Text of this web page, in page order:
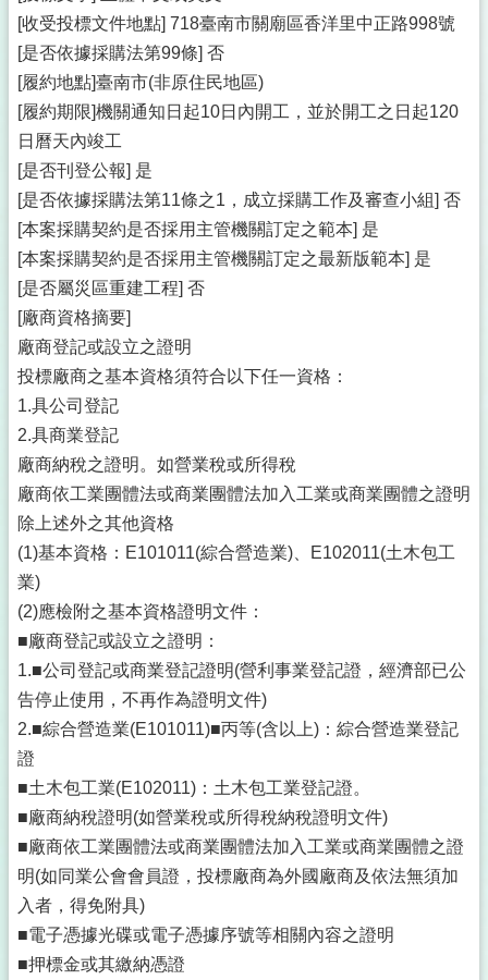
[收受投標文件地點] 718臺南市關廟區香洋里中正路998號
[是否依據採購法第99條] 否
[履約地點]臺南市(非原住民地區)
[履約期限]機關通知日起10日內開工，並於開工之日起120
日曆天內竣工
[是否刊登公報] 是
[是否依據採購法第11條之1，成立採購工作及審查小組] 否
[本案採購契約是否採用主管機關訂定之範本] 是
[本案採購契約是否採用主管機關訂定之最新版範本] 是
[是否屬災區重建工程] 否
[廠商資格摘要]
廠商登記或設立之證明
投標廠商之基本資格須符合以下任一資格：
1.具公司登記
2.具商業登記
廠商納稅之證明。如營業稅或所得稅
廠商依工業團體法或商業團體法加入工業或商業團體之證明
除上述外之其他資格
(1)基本資格：E101011(綜合營造業)、E102011(土木包工
業)
(2)應檢附之基本資格證明文件：
■廠商登記或設立之證明：
1.■公司登記或商業登記證明(營利事業登記證，經濟部已公
告停止使用，不再作為證明文件)
2.■綜合營造業(E101011)■丙等(含以上)：綜合營造業登記
證
■土木包工業(E102011)：土木包工業登記證。
■廠商納稅證明(如營業稅或所得稅納稅證明文件)
■廠商依工業團體法或商業團體法加入工業或商業團體之證
明(如同業公會會員證，投標廠商為外國廠商及依法無須加
入者，得免附具)
■電子憑據光碟或電子憑據序號等相關內容之證明
■押標金或其繳納憑證